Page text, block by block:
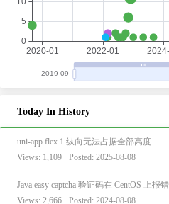
Today In History
uni-app flex 1 纵向无法占据全部高度
Views: 1,109 · Posted: 2025-08-08
Java easy captcha 验证码在 CentOS 上报错
Views: 2,666 · Posted: 2024-08-08